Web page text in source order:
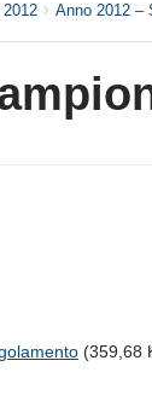
Anno 2012 –
(359,68